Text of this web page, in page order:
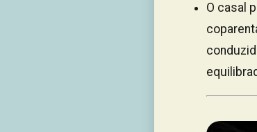
O casal